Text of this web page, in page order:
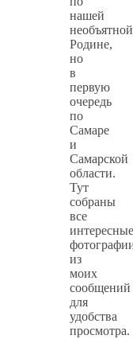
нашей
необъятной
Родине,
но
в
первую
очередь
по
Самаре
и
Самарской
области.
Тут
собраны
все
интересные
из
моих
сообщений
для
удобства
просмотра.